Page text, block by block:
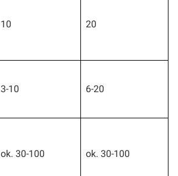
10 20
3-10 6-20
ok. 30-100 ok. 30-100